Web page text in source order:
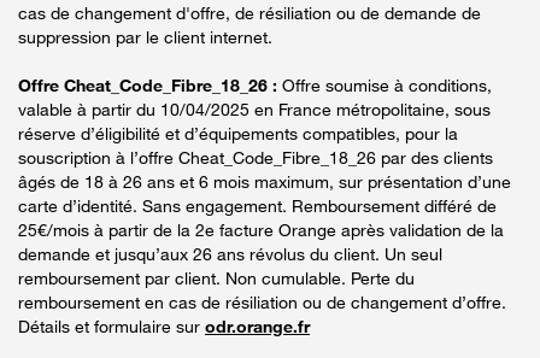
cas de changement d'offre, de résiliation ou de demande de
suppression par le client internet.
Offre Cheat_Code_Fibre_18_26 : Offre soumise à conditions,
valable à partir du 10/04/2025 en France métropolitaine, sous
réserve d’éligibilité et d’équipements compatibles, pour la
souscription à l’offre Cheat_Code_Fibre_18_26 par des clients
âgés de 18 à 26 ans et 6 mois maximum, sur présentation d’une
carte d’identité. Sans engagement. Remboursement différé de
25€/mois à partir de la 2e facture Orange après validation de la
demande et jusqu’aux 26 ans révolus du client. Un seul
remboursement par client. Non cumulable. Perte du
remboursement en cas de résiliation ou de changement d’offre.
Détails et formulaire sur odr.orange.fr